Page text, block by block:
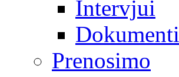
Intervjui
Dokumenti
Prenosimo